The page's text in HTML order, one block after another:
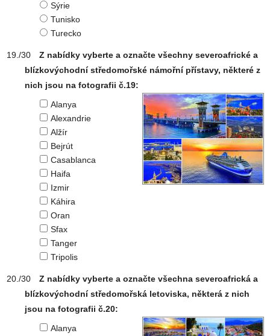
Sýrie
Tunisko
Turecko
Z nabídky vyberte a označte všechny severoafrické a
blízkovýchodní středomořské námořní přístavy, některé z
nich jsou na fotografii č.19:
Alanya
Alexandrie
Alžír
Bejrút
Casablanca
Haifa
Izmir
Káhira
Oran
Sfax
Tanger
Tripolis
Z nabídky vyberte a označte všechna severoafrická a
blízkovýchodní středomořská letoviska, některá z nich
jsou na fotografii č.20:
Alanya